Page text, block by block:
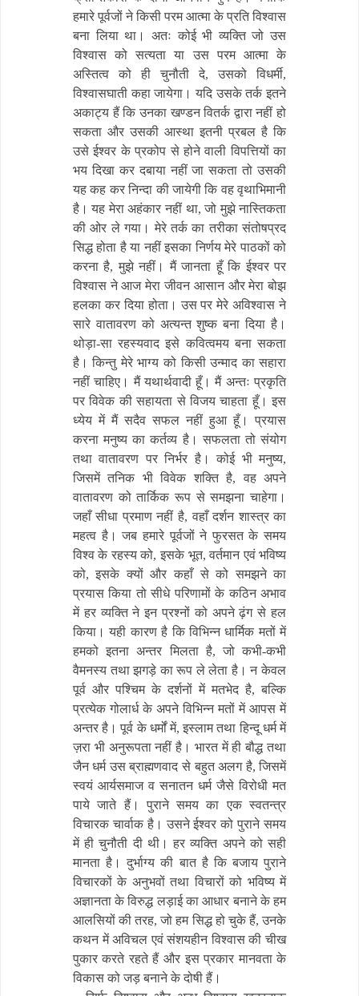
हमारे पूर्वजों ने किसी परम आत्मा के प्रति विश्वास
बना लिया था। अतः कोई भी व्यक्ति जो उस
विश्वास को सत्यता या उस परम आत्मा के
अस्तित्व को ही चुनौती दे, उसको विधर्मी,
विश्वासघाती कहा जायेगा। यदि उसके तर्क इतने
अकाट्य हैं कि उनका खण्डन वितर्क द्वारा नहीं हो
सकता और उसकी आस्था इतनी प्रबल है कि
उसे ईश्वर के प्रकोप से होने वाली विपत्तियों का
भय दिखा कर दबाया नहीं जा सकता तो उसकी
यह कह कर निन्दा की जायेगी कि वह वृथाभिमानी
है। यह मेरा अहंकार नहीं था, जो मुझे नास्तिकता
की ओर ले गया। मेरे तर्क का तरीका संतोषप्रद
सिद्ध होता है या नहीं इसका निर्णय मेरे पाठकों को
करना है, मुझे नहीं। मैं जानता हूँ कि ईश्वर पर
विश्वास ने आज मेरा जीवन आसान और मेरा बोझ
हलका कर दिया होता। उस पर मेरे अविश्वास ने
सारे वातावरण को अत्यन्त शुष्क बना दिया है।
थोड़ा-सा रहस्यवाद इसे कवित्वमय बना सकता
है। किन्तु मेरे भाग्य को किसी उन्माद का सहारा
नहीं चाहिए। मैं यथार्थवादी हूँ। मैं अन्तः प्रकृति
पर विवेक की सहायता से विजय चाहता हूँ। इस
ध्येय में मैं सदैव सफल नहीं हुआ हूँ। प्रयास
करना मनुष्य का कर्तव्य है। सफलता तो संयोग
तथा वातावरण पर निर्भर है। कोई भी मनुष्य,
जिसमें तनिक भी विवेक शक्ति है, वह अपने
वातावरण को तार्किक रूप से समझना चाहेगा।
जहाँ सीधा प्रमाण नहीं है, वहाँ दर्शन शास्त्र का
महत्व है। जब हमारे पूर्वजों ने फुरसत के समय
विश्व के रहस्य को, इसके भूत, वर्तमान एवं भविष्य
को, इसके क्यों और कहाँ से को समझने का
प्रयास किया तो सीधे परिणामों के कठिन अभाव
में हर व्यक्ति ने इन प्रश्नों को अपने ढ़ंग से हल
किया। यही कारण है कि विभिन्न धार्मिक मतों में
हमको इतना अन्तर मिलता है, जो कभी-कभी
वैमनस्य तथा झगड़े का रूप ले लेता है। न केवल
पूर्व और पश्चिम के दर्शनों में मतभेद है, बल्कि
प्रत्येक गोलार्ध के अपने विभिन्न मतों में आपस में
अन्तर है। पूर्व के धर्मों में, इस्लाम तथा हिन्दू धर्म में
ज़रा भी अनुरूपता नहीं है। भारत में ही बौद्ध तथा
जैन धर्म उस ब्राह्मणवाद से बहुत अलग है, जिसमें
स्वयं आर्यसमाज व सनातन धर्म जैसे विरोधी मत
पाये जाते हैं। पुराने समय का एक स्वतन्त्र
विचारक चार्वाक है। उसने ईश्वर को पुराने समय
में ही चुनौती दी थी। हर व्यक्ति अपने को सही
मानता है। दुर्भाग्य की बात है कि बजाय पुराने
विचारकों के अनुभवों तथा विचारों को भविष्य में
अज्ञानता के विरुद्ध लड़ाई का आधार बनाने के हम
आलसियों की तरह, जो हम सिद्ध हो चुके हैं, उनके
कथन में अविचल एवं संशयहीन विश्वास की चीख
पुकार करते रहते हैं और इस प्रकार मानवता के
विकास को जड़ बनाने के दोषी हैं।